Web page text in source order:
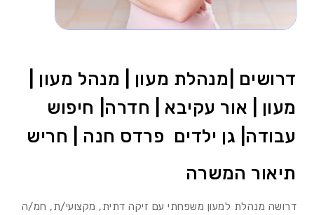
דרושים |מנהלת מעון | מנהל מעון |
מעון | אור עקיבא | חדרה| חיפוש
עבודה| גן ילדים פרדס חנה | חריש
תיאור המשרה
דרושה מנהלת למעון משפחתי עם זיקה דתית, מקצועי/ת, חמ/ה